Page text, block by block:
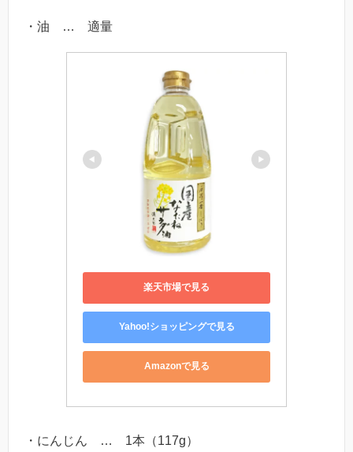
・油 … 適量
楽天市場で見る
Yahoo!ショッピングで見る
Amazonで見る
・にんじん … 1本（117g）